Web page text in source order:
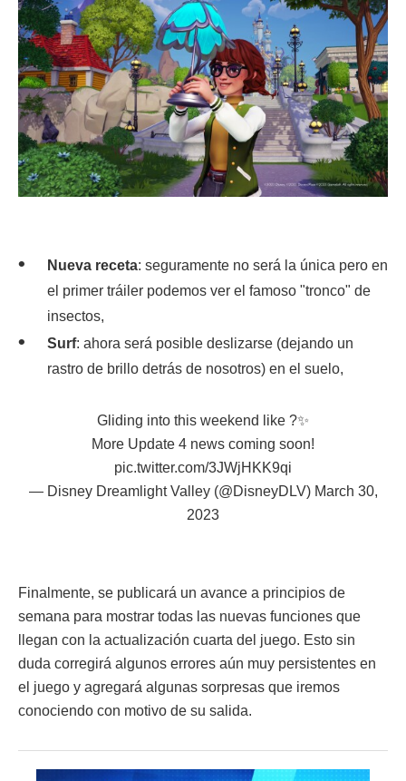
Nueva receta: seguramente no será la única pero en
el primer tráiler podemos ver el famoso "tronco" de
insectos,
Surf: ahora será posible deslizarse (dejando un
rastro de brillo detrás de nosotros) en el suelo,
Gliding into this weekend like ?✨
More Update 4 news coming soon!
pic.twitter.com/3JWjHKK9qi
— Disney Dreamlight Valley (@DisneyDLV) March 30,
2023
Finalmente, se publicará un avance a principios de
semana para mostrar todas las nuevas funciones que
llegan con la actualización cuarta del juego. Esto sin
duda corregirá algunos errores aún muy persistentes en
el juego y agregará algunas sorpresas que iremos
conociendo con motivo de su salida.